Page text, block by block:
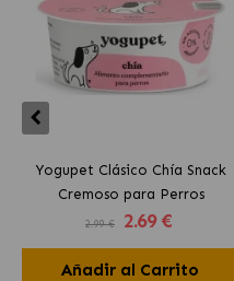
Yogupet Clásico Chía Snack
Cremoso para Perros
2.99 € 2.69 €
Añadir al Carrito